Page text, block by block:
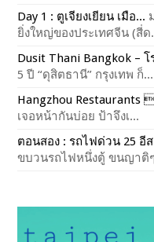
Day 1 : ตูเจียงเยียน เมือ...
ยิ่งใหญ่ของประเทศจีน (สี่ด
Dusit Thani Bangkok – โ
5 ปี “ดุสิตธานี” กรุงเทพ ก็...
Hangzhou Restaurants
เจอหน้ากันบ่อย ป้าจึงเ...
ตอนสอง : รถไฟด่วน 25 อี
ขบวนรถไฟหนึ่งตู้ ขนญาติ